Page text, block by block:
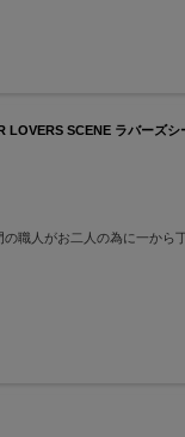
SCENE ラバーズ
職人がお二人の為に一から